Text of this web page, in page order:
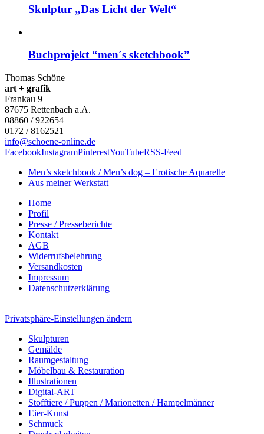
Skulptur „Das Licht der Welt“
Buchprojekt “men´s sketchbook”
Thomas Schöne
art + grafik
Frankau 9
87675 Rettenbach a.A.
08860 / 922654
0172 / 8162521
info@schoene-online.de
FacebookInstagramPinterestYouTubeRSS-Feed
Men’s sketchbook / Men’s dog – Erotische Aquarelle
Aus meiner Werkstatt
Home
Profil
Presse / Presseberichte
Kontakt
AGB
Widerrufsbelehrung
Versandkosten
Impressum
Datenschutzerklärung
Privatsphäre-Einstellungen ändern
Skulpturen
Gemälde
Raumgestaltung
Möbelbau & Restauration
Illustrationen
Digital-ART
Stofftiere / Puppen / Marionetten / Hampelmänner
Eier-Kunst
Schmuck